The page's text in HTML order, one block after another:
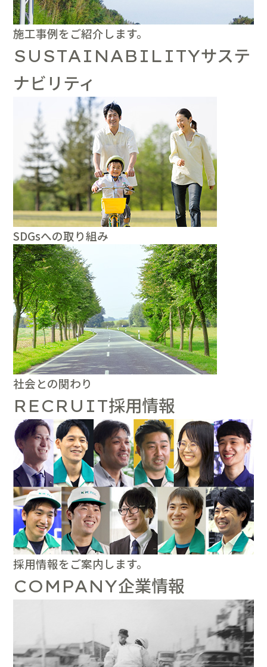
施工事例をご紹介します。
SUSTAINABILITYサステ
ナビリティ
SDGsへの取り組み
社会との関わり
RECRUIT採用情報
採用情報をご案内します。
COMPANY企業情報